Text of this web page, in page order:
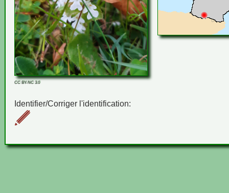
CC BY-NC 3.0
Identifier/Corriger l'identification: